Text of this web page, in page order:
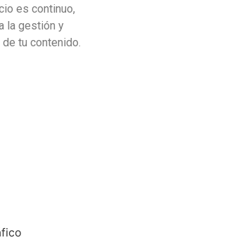
es continuo,
la gestión y
tu contenido.